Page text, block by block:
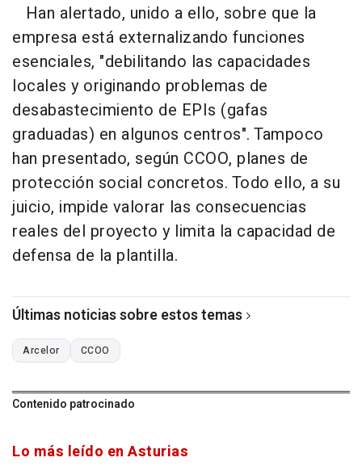
Han alertado, unido a ello, sobre que la
empresa está externalizando funciones
esenciales, "debilitando las capacidades
locales y originando problemas de
desabastecimiento de EPIs (gafas
graduadas) en algunos centros". Tampoco
han presentado, según CCOO, planes de
protección social concretos. Todo ello, a su
juicio, impide valorar las consecuencias
reales del proyecto y limita la capacidad de
defensa de la plantilla.
Últimas noticias sobre estos temas
Arcelor CCOO
Contenido patrocinado
Lo más leído en Asturias